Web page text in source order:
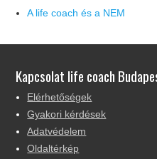
A life coach és a NEM
Kapcsolat life coach
Elérhetőségek
Gyakori kérdések
Adatvédelem
Oldaltérkép